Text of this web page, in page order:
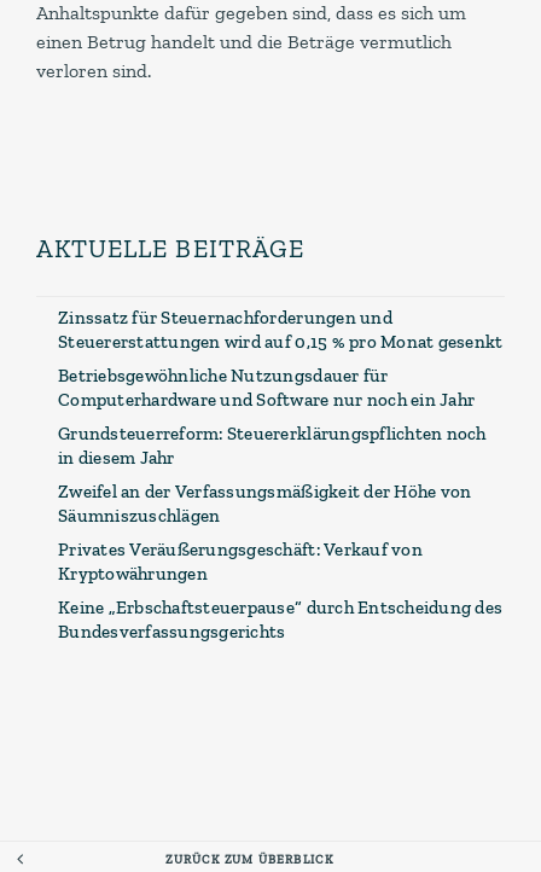
Anhaltspunkte dafür gegeben sind, dass es sich um
einen Betrug handelt und die Beträge vermutlich
verloren sind.
AKTUELLE BEITRÄGE
Zinssatz für Steuernachforderungen und
Steuererstattungen wird auf 0,15 % pro Monat gesenkt
Betriebsgewöhnliche Nutzungsdauer für
Computerhardware und Software nur noch ein Jahr
Grundsteuerreform: Steuererklärungspflichten noch
in diesem Jahr
Zweifel an der Verfassungsmäßigkeit der Höhe von
Säumniszuschlägen
Privates Veräußerungsgeschäft: Verkauf von
Kryptowährungen
Keine „Erbschaftsteuerpause“ durch Entscheidung des
Bundesverfassungsgerichts
ZURÜCK ZUM ÜBERBLICK